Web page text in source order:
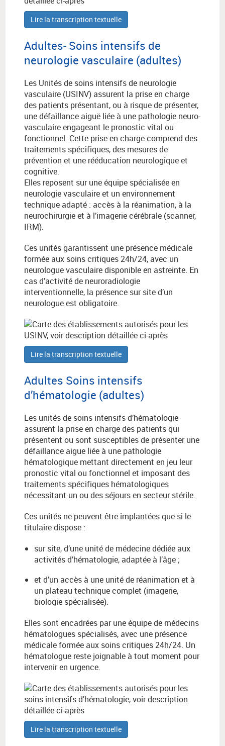
Lire la transcription textuelle
Adultes- Soins intensifs de
neurologie vasculaire (adultes)
Les Unités de soins intensifs de neurologie
vasculaire (USINV) assurent la prise en charge
des patients présentant, ou à risque de présenter,
une défaillance aiguë liée à une pathologie neuro-
vasculaire engageant le pronostic vital ou
fonctionnel. Cette prise en charge comprend des
traitements spécifiques, des mesures de
prévention et une rééducation neurologique et
cognitive.
Elles reposent sur une équipe spécialisée en
neurologie vasculaire et un environnement
technique adapté : accès à la réanimation, à la
neurochirurgie et à l’imagerie cérébrale (scanner,
IRM).
Ces unités garantissent une présence médicale
formée aux soins critiques 24h/24, avec un
neurologue vasculaire disponible en astreinte. En
cas d’activité de neuroradiologie
interventionnelle, la présence sur site d’un
neurologue est obligatoire.
Lire la transcription textuelle
Adultes Soins intensifs
d’hématologie (adultes)
Les unités de soins intensifs d’hématologie
assurent la prise en charge des patients qui
présentent ou sont susceptibles de présenter une
défaillance aigue liée à une pathologie
hématologique mettant directement en jeu leur
pronostic vital ou fonctionnel et imposant des
traitements spécifiques hématologiques
nécessitant un ou des séjours en secteur stérile.
Ces unités ne peuvent être implantées que si le
titulaire dispose :
sur site, d’une unité de médecine dédiée aux
activités d’hématologie, adaptée à l’âge ;
et d’un accès à une unité de réanimation et à
un plateau technique complet (imagerie,
biologie spécialisée).
Elles sont encadrées par une équipe de médecins
hématologues spécialisés, avec une présence
médicale formée aux soins critiques 24h/24. Un
hématologue reste joignable à tout moment pour
intervenir en urgence.
Lire la transcription textuelle